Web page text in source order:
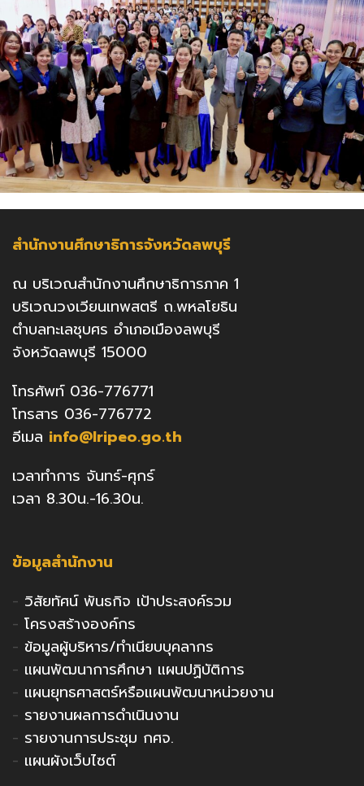
สำนักงานศึกษาธิการจังหวัดลพบุรี
ณ บริเวณสำนักงานศึกษาธิการภาค 1
บริเวณวงเวียนเทพสตรี ถ.พหลโยธิน
ตำบลทะเลชุบศร อำเภอเมืองลพบุรี
จังหวัดลพบุรี 15000
โทรศัพท์ 036-776771
โทรสาร 036-776772
อีเมล info@lripeo.go.th
เวลาทำการ จันทร์-ศุกร์
เวลา 8.30น.-16.30น.
ข้อมูลสำนักงาน
- วิสัยทัศน์ พันธกิจ เป้าประสงค์รวม
- โครงสร้างองค์กร
- ข้อมูลผู้บริหาร/ทำเนียบบุคลากร
- แผนพัฒนาการศึกษา แผนปฏิบัติการ
- แผนยุทธศาสตร์หรือแผนพัฒนาหน่วยงาน
- รายงานผลการดำเนินงาน
- รายงานการประชุม กศจ.
- แผนผังเว็บไซต์